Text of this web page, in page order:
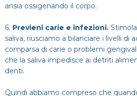
ansia ossigenando il corpo.
6. Previeni carie e infezioni.
saliva, riusciamo a bilanciare i livelli di
comparsa di carie o problemi
che la saliva impedisce ai detriti
denti.
Quindi abbiamo compreso che